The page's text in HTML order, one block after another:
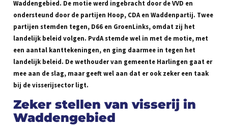
Waddengebied. De motie werd ingebracht door de VVD en
ondersteund door de partijen Hoop, CDA en Waddenpartij. Twee
partijen stemden tegen, D66 en GroenLinks, omdat zij het
landelijk beleid volgen. PvdA stemde wel in met de motie, met
een aantal kanttekeningen, en ging daarmee in tegen het
landelijk beleid. De wethouder van gemeente Harlingen gaat er
mee aan de slag, maar geeft wel aan dat er ook zeker een taak
bij de visserijsector ligt.
Zeker stellen van visserij in
Waddengebied